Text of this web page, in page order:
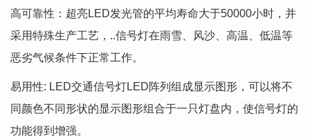
高可靠性：超亮LED发光管的平均寿命大于50000小时，并
采用特殊生产工艺，..信号灯在雨雪、风沙、高温、低温等
恶劣气候条件下正常工作。
易用性: LED交通信号灯LED阵列组成显示图形，可以将不
同颜色不同形状的显示图形组合于一只灯盘内，使信号灯的
功能得到增强。